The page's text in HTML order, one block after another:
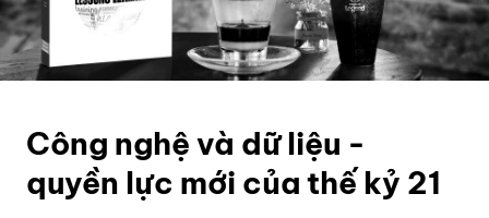
Công nghệ và dữ liệu -
quyền lực mới của thế kỷ 21